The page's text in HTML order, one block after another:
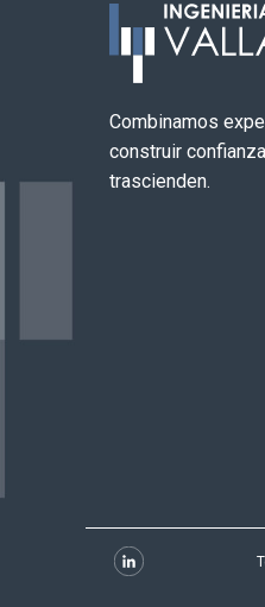
Combinamos
construir
trascienden.